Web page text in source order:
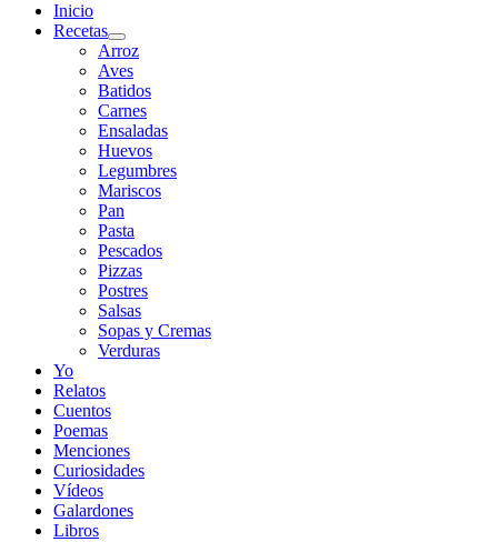
Inicio
Recetas
Arroz
Aves
Batidos
Carnes
Ensaladas
Huevos
Legumbres
Mariscos
Pan
Pasta
Pescados
Pizzas
Postres
Salsas
Sopas y Cremas
Verduras
Yo
Relatos
Cuentos
Poemas
Menciones
Curiosidades
Vídeos
Galardones
Libros